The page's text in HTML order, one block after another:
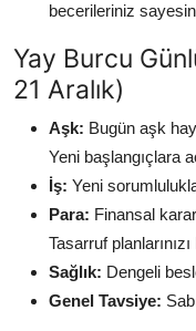
becerileriniz
Yay Burcu
21 Aralık)
Aşk: Bugün aşk
Yeni başlangıçlara
İş: Yeni
Para: Finansal
Tasarruf
Sağlık: Dengeli
Genel Tavsiye: